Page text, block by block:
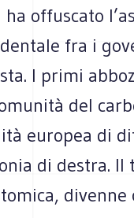
offuscato
fra i
I primi
del
europea di
di destra. Il